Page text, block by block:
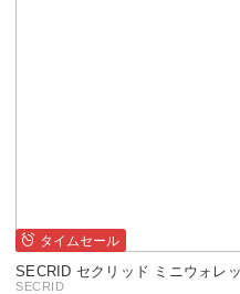
タイムセール
SECRID セクリッド ミニウォレ
SECRID